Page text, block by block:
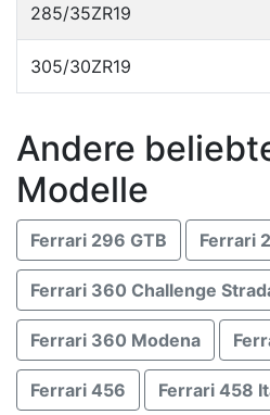
285/35ZR19
305/30ZR19
Andere
Modelle
Ferrari 296 GTB Ferrari
Ferrari 360 Challenge
Ferrari 360 Modena
Ferrari 456 Ferrari 458